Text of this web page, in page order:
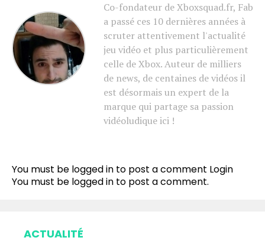
Co-fondateur de Xboxsquad.fr, Fab
a passé ces 10 dernières années à
scruter attentivement l'actualité
jeu vidéo et plus particulièrement
celle de Xbox. Auteur de milliers
de news, de centaines de vidéos il
est désormais un expert de la
marque qui partage sa passion
vidéoludique ici !
You must be logged in to post a comment Login
You must be logged in to post a comment.
ACTUALITÉ